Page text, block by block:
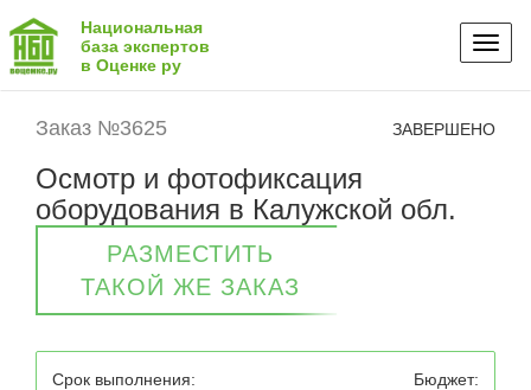
Национальная
база экспертов
в Оценке ру
Заказ №3625 ЗАВЕРШЕНО
Осмотр и фотофиксация
оборудования в Калужской обл.
РАЗМЕСТИТЬ
ТАКОЙ ЖЕ ЗАКАЗ
Срок выполнения:
Бюджет: